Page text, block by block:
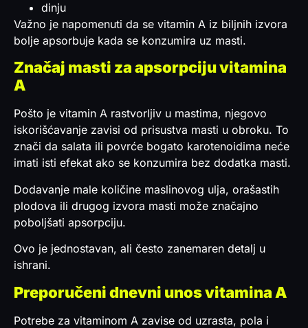
dinju
Važno je napomenuti da se vitamin A iz biljnih izvora
bolje apsorbuje kada se konzumira uz masti.
Značaj masti za apsorpciju vitamina
A
Pošto je vitamin A rastvorljiv u mastima, njegovo
iskorišćavanje zavisi od prisustva masti u obroku. To
znači da salata ili povrće bogato karotenoidima neće
imati isti efekat ako se konzumira bez dodatka masti.
Dodavanje male količine maslinovog ulja, orašastih
plodova ili drugog izvora masti može značajno
poboljšati apsorpciju.
Ovo je jednostavan, ali često zanemaren detalj u
ishrani.
Preporučeni dnevni unos vitamina A
Potrebe za vitaminom A zavise od uzrasta, pola i